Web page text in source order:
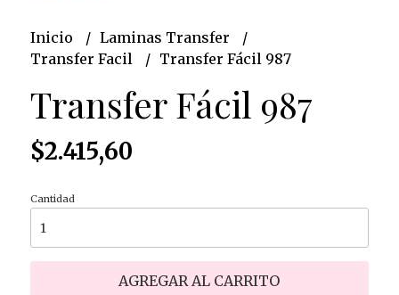
Inicio
Laminas Transfer
Transfer Facil
Transfer Fácil 987
Transfer Fácil 987
$2.415,60
Cantidad
AGREGAR AL CARRITO